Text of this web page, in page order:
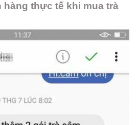
hàng thực tế khi mua trà